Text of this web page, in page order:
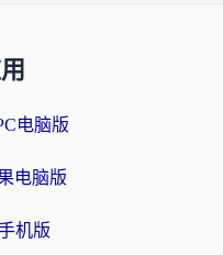
电脑版
电脑版
机版